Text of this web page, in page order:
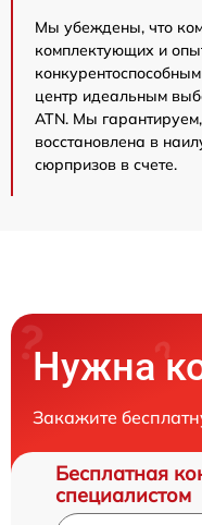
Мы убеждены, что
комплектующих и
центр идеальным
ATN. Мы
восстановлена в
сюрпризов в счете.
Нужна
Закажите
Бесплатная
специалистом